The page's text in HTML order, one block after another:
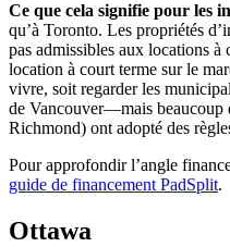
Ce que cela signifie pour les
qu’à Toronto. Les propriétés
pas admissibles aux locations
location à court terme sur le
vivre, soit regarder les
de Vancouver—mais beaucoup
Richmond) ont adopté des
Pour approfondir l’angle
guide de financement PadSplit.
Ottawa